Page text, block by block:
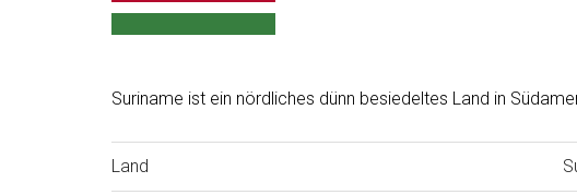
Suriname ist ein nördliches dünn besiedeltes Land in
Land